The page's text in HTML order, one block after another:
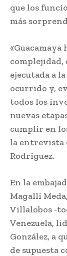
que los
más
«Guacamaya
complejidad,
ejecutada a
ocurrido y,
todos los
nuevas
cumplir en
la entrevista
Rodríguez.
En la
Magallí
Villalobos -
Venezuela,
González, a
de supuesta